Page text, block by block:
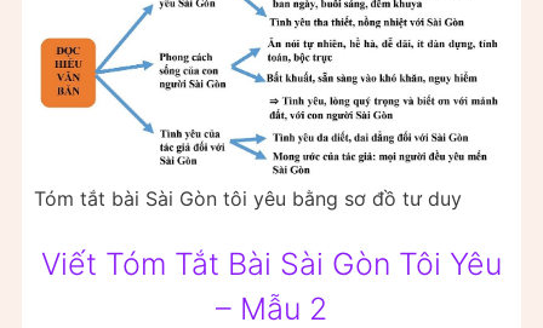
Tóm tắt bài Sài Gòn tôi yêu bằng sơ đồ tư duy
Viết Tóm Tắt Bài Sài Gòn Tôi Yêu
– Mẫu 2